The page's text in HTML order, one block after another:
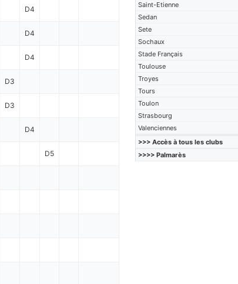
Saint-Etienne
Sedan
Sete
Sochaux
Stade Français
Toulouse
Troyes
Tours
Toulon
Strasbourg
Valenciennes
>>> Accès à tous les clubs
>>>> Palmarès
D4
D4
D4
D3
D3
D4
D5